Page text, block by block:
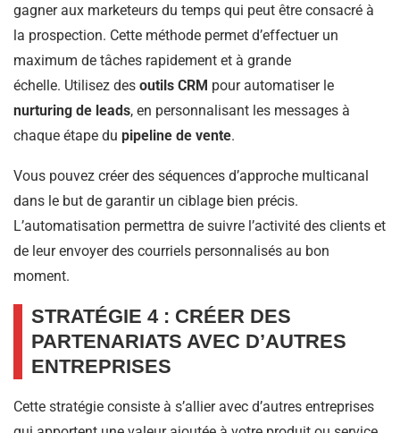
gagner aux marketeurs du temps qui peut être consacré à
la prospection. Cette méthode permet d’effectuer un
maximum de tâches rapidement et à grande
échelle. Utilisez des outils CRM pour automatiser le
nurturing de leads, en personnalisant les messages à
chaque étape du pipeline de vente.
Vous pouvez créer des séquences d’approche multicanal
dans le but de garantir un ciblage bien précis.
L’automatisation permettra de suivre l’activité des clients et
de leur envoyer des courriels personnalisés au bon
moment.
STRATÉGIE 4 : CRÉER DES
PARTENARIATS AVEC D’AUTRES
ENTREPRISES
Cette stratégie consiste à s’allier avec d’autres entreprises